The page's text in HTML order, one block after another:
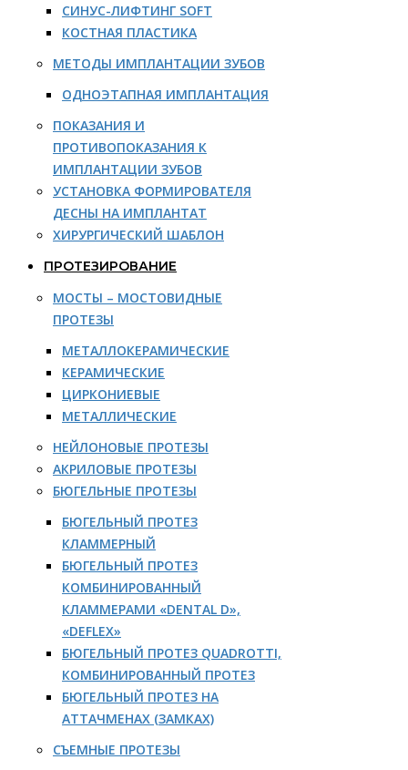
СИНУС-ЛИФТИНГ SOFT
КОСТНАЯ ПЛАСТИКА
МЕТОДЫ ИМПЛАНТАЦИИ ЗУБОВ
ОДНОЭТАПНАЯ ИМПЛАНТАЦИЯ
ПОКАЗАНИЯ И
ПРОТИВОПОКАЗАНИЯ К
ИМПЛАНТАЦИИ ЗУБОВ
УСТАНОВКА ФОРМИРОВАТЕЛЯ
ДЕСНЫ НА ИМПЛАНТАТ
ХИРУРГИЧЕСКИЙ ШАБЛОН
ПРОТЕЗИРОВАНИЕ
МОСТЫ – МОСТОВИДНЫЕ
ПРОТЕЗЫ
МЕТАЛЛОКЕРАМИЧЕСКИЕ
КЕРАМИЧЕСКИЕ
ЦИРКОНИЕВЫЕ
МЕТАЛЛИЧЕСКИЕ
НЕЙЛОНОВЫЕ ПРОТЕЗЫ
АКРИЛОВЫЕ ПРОТЕЗЫ
БЮГЕЛЬНЫЕ ПРОТЕЗЫ
БЮГЕЛЬНЫЙ ПРОТЕЗ
КЛАММЕРНЫЙ
БЮГЕЛЬНЫЙ ПРОТЕЗ
КОМБИНИРОВАННЫЙ
КЛАММЕРАМИ «DENTAL D»,
«DEFLEX»
БЮГЕЛЬНЫЙ ПРОТЕЗ QUADROTTI,
КОМБИНИРОВАННЫЙ ПРОТЕЗ
БЮГЕЛЬНЫЙ ПРОТЕЗ НА
АТТАЧМЕНАХ (ЗАМКАХ)
СЪЕМНЫЕ ПРОТЕЗЫ